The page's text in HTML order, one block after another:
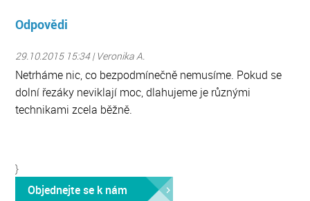
Odpovědi
29.10.2015 15:34 | Veronika A.
Netrháme nic, co bezpodmínečně nemusíme. Pokud se
dolní řezáky neviklají moc, dlahujeme je různými
technikami zcela běžně.
}
Objednejte se k nám